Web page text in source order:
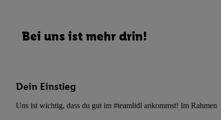
Bei uns ist mehr drin!
Dein Einstieg
Uns ist wichtig, dass du gut im #teamlidl ankommst! Im Rahmen